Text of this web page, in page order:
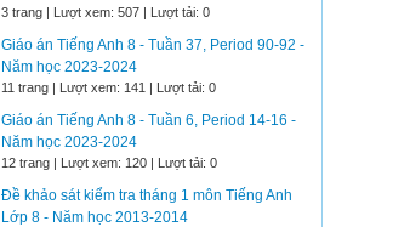
3 trang | Lượt xem: 507 | Lượt tải: 0
Giáo án Tiếng Anh 8 - Tuần 37, Period 90-92 -
Năm học 2023-2024
11 trang | Lượt xem: 141 | Lượt tải: 0
Giáo án Tiếng Anh 8 - Tuần 6, Period 14-16 -
Năm học 2023-2024
12 trang | Lượt xem: 120 | Lượt tải: 0
Đề khảo sát kiểm tra tháng 1 môn Tiếng Anh
Lớp 8 - Năm học 2013-2014